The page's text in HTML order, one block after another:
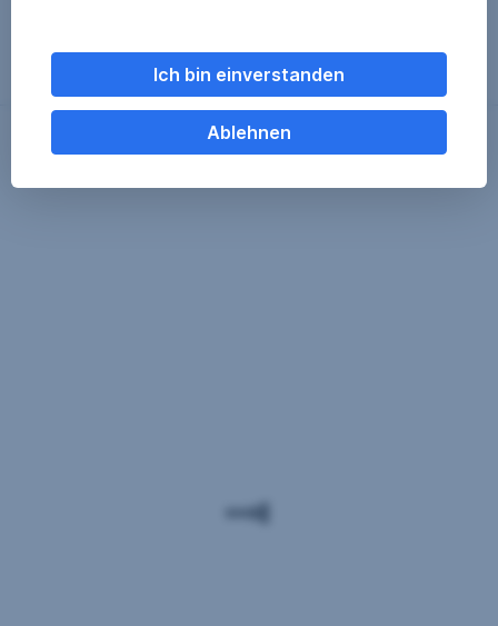
Ich bin einverstanden
Ablehnen